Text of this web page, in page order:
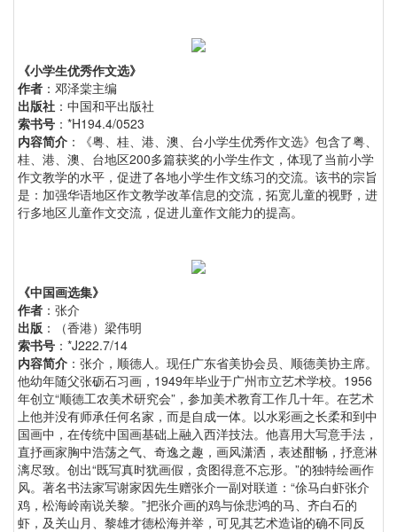
《小学生优秀作文选》
作者 ：邓泽棠主编
出版社 ：中国和平出版社
索书号 ：*H194.4/0523
内容简介 ：《粤、桂、港、澳、台小学生优秀作文选》包含了粤、
桂、港、澳、台地区200多篇获奖的小学生作文，体现了当前小学
作文教学的水平，促进了各地小学生作文练习的交流。该书的宗旨
是：加强华语地区作文教学改革信息的交流，拓宽儿童的视野，进
行多地区儿童作文交流，促进儿童作文能力的提高。
《中国画选集》
作者 ：张介
出版 ：（香港）梁伟明
索书号 ：*J222.7/14
内容简介 ：张介，顺德人。现任广东省美协会员、顺德美协主席。
他幼年随父张砺石习画，1949年毕业于广州市立艺术学校。1956
年创立“顺德工农美术研究会”，参加美术教育工作几十年。在艺术
上他并没有师承任何名家，而是自成一体。以水彩画之长柔和到中
国画中，在传统中国画基础上融入西洋技法。他喜用大写意手法，
直抒画家胸中浩荡之气、奇逸之趣，画风潇洒，表述酣畅，抒意淋
漓尽致。创出“既写真时犹画假，贪图得意不忘形。”的独特绘画作
风。著名书法家写谢家因先生赠张介一副对联道：“俆马白虾张介
鸡，松海岭南说关黎。”把张介画的鸡与俆悲鸿的马、齐白石的
虾，及关山月、黎雄才德松海并举，可见其艺术造诣的确不同反